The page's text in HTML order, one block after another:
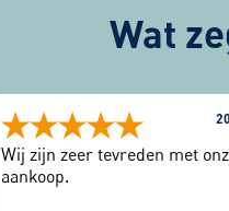
Wat
Wij zijn zeer tevreden met
aankoop.